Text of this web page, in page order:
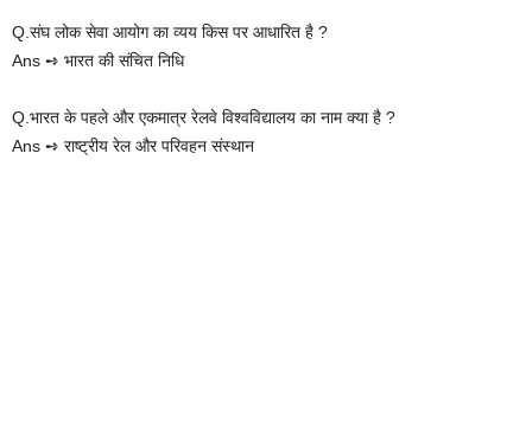
Q.संघ लोक सेवा आयोग का व्यय किस पर आधारित है ?
Ans ➺ भारत की संचित निधि
Q.भारत के पहले और एकमात्र रेलवे विश्वविद्यालय का नाम क्या है ?
Ans ➺ राष्ट्रीय रेल और परिवहन संस्थान